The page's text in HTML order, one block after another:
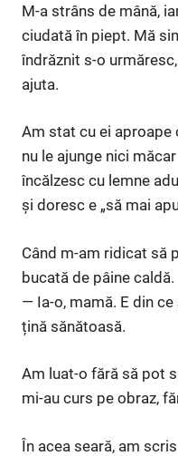
M-a strâns de mână,
ciudată în piept. Mă
îndrăznit s-o
ajuta.
Am stat cu ei aproape
nu le ajunge nici
încălzesc cu lemne
și doresc e „să mai
Când m-am ridicat să
bucată de pâine caldă.
— Ia-o, mamă. E din
țină sănătoasă.
Am luat-o fără să pot
mi-au curs pe obraz,
În acea seară, am